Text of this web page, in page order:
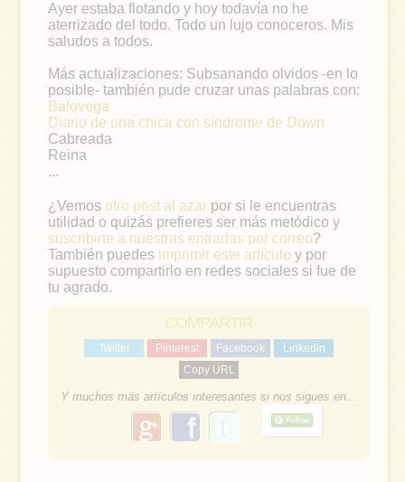
Ayer estaba flotando y hoy todavía no he
aterrizado del todo. Todo un lujo conoceros. Mis
saludos a todos.
Más actualizaciones: Subsanando olvidos -en lo
posible- también pude cruzar unas palabras con:
Balovega
Diario de una chica con síndrome de Down
Cabreada
Reina
...
¿Vemos otro post al azar por si le encuentras
utilidad o quizás prefieres ser más metódico y
suscribirte a nuestras entradas por correo?
También puedes imprimir este artículo y por
supuesto compartirlo en redes sociales si fue de
tu agrado.
COMPARTIR
Twitter Pinterest Facebook
Linkedin
Copy URL
Y muchos más artículos interesantes si nos sigues en...
g
o
f